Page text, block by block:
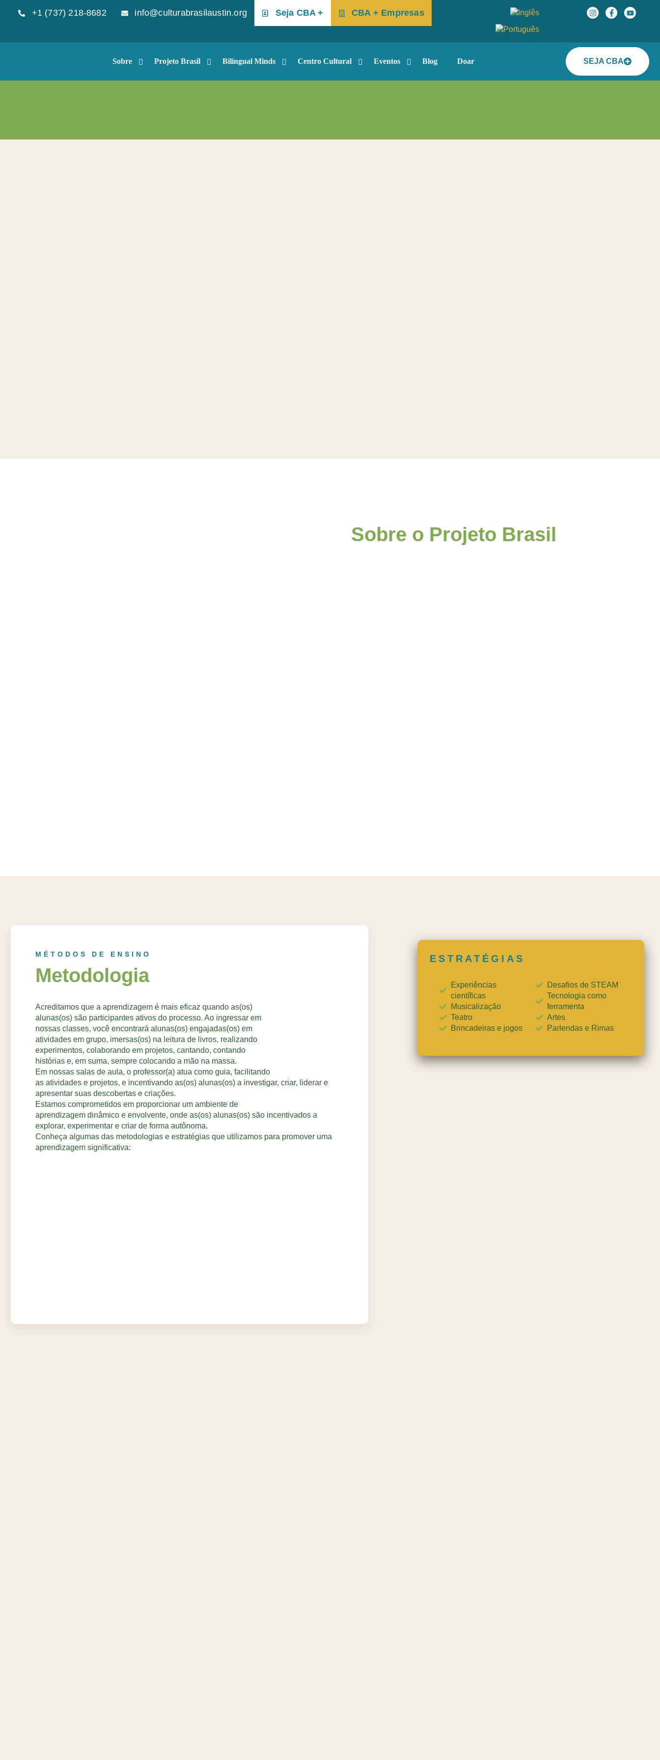
+1 (737) 218-8682 info@culturabrasilaustin.org Seja CBA + CBA + Empresas
Sobre Projeto Brasil Bilingual Minds Centro Cultural Eventos Blog Doar SEJA CBA
Sobre o Projeto Brasil
MÉTODOS DE ENSINO
Metodologia​
Acreditamos que a aprendizagem é mais eficaz quando as(os)
alunas(os) são participantes ativos do processo. Ao ingressar em
nossas classes, você encontrará alunas(os) engajadas(os) em
atividades em grupo, imersas(os) na leitura de livros, realizando
experimentos, colaborando em projetos, cantando, contando
histórias e, em suma, sempre colocando a mão na massa.
Em nossas salas de aula, o professor(a) atua como guia, facilitando
as atividades e projetos, e incentivando as(os) alunas(os) a investigar, criar, liderar e
apresentar suas descobertas e criações.
Estamos comprometidos em proporcionar um ambiente de
aprendizagem dinâmico e envolvente, onde as(os) alunas(os) são incentivados a
explorar, experimentar e criar de forma autônoma.
Conheça algumas das metodologias e estratégias que utilizamos para promover uma
aprendizagem significativa:
ESTRATÉGIAS
Experiências
científicas
Musicalização
Teatro
Brincadeiras e jogos
Desafios de STEAM
Tecnologia como
ferramenta
Artes
Parlendas e Rimas